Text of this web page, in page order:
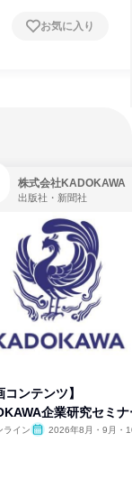
お気に入り
株式会社KADOKAWA
出版社・新聞社
コンテンツ】
企業研究セミナ
ライン
2026年8月・9月・